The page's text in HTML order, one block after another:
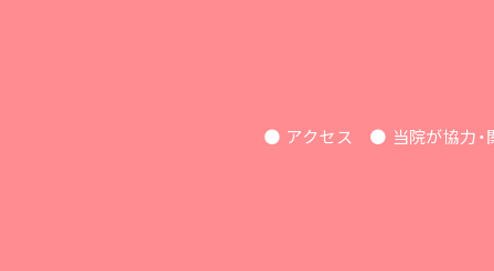
アクセス 当院が協力